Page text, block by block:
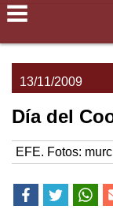
13/11/2009
Día del
EFE. Fotos: